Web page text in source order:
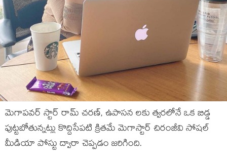
మెగాపవర్ స్టార్ రామ్ చరణ్, ఉపాసన లకు త్వరలోనే ఒక బిడ్డ
పుట్టబోతున్నట్లు కొద్దిసేపటి క్రితమే మెగాస్టార్ చిరంజీవి సోషల్
మీడియా పోస్టు ద్వారా చెప్పడం జరిగింది.